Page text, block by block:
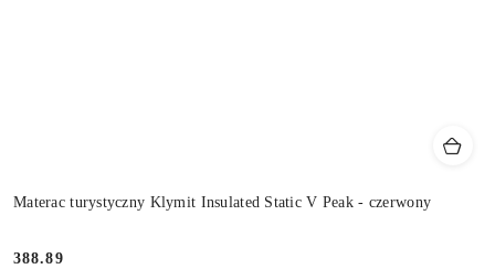
Materac turystyczny Klymit Insulated Static V Peak - czerwony
388.89